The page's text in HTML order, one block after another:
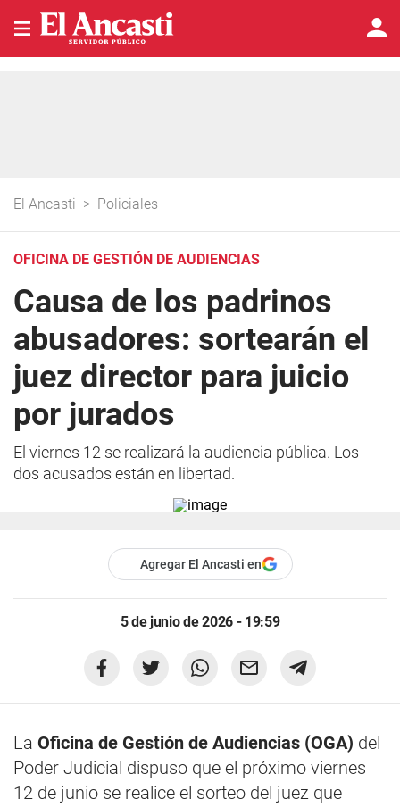
El Ancasti > Policiales
OFICINA DE GESTIÓN DE AUDIENCIAS
Causa de los padrinos
abusadores: sortearán el
juez director para juicio
por jurados
El viernes 12 se realizará la audiencia pública. Los
dos acusados están en libertad.
Agregar El Ancasti en
5 de junio de 2026 - 19:59
La Oficina de Gestión de Audiencias (OGA) del
Poder Judicial dispuso que el próximo viernes
12 de junio se realice el sorteo del juez que